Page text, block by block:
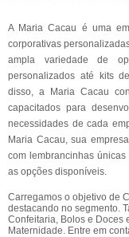
A Maria Cacau é uma
corporativas
ampla variedade de
personalizados até kits
disso, a Maria Cacau
capacitados para
necessidades de cada
Maria Cacau, sua
com lembrancinhas
as opções disponíveis.
Carregamos o objetivo de
destacando no segmento.
Confeitaria, Bolos e Doces
Maternidade. Entre em